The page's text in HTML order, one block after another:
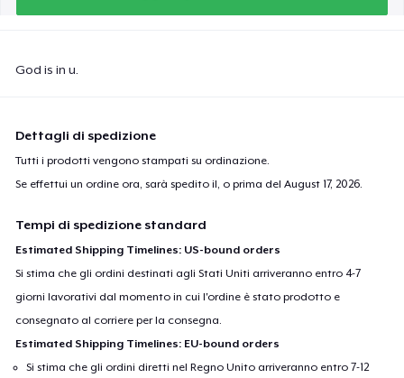
God is in u.
Dettagli di spedizione
Tutti i prodotti vengono stampati su ordinazione.
Se effettui un ordine ora, sarà spedito il, o prima delAugust 17, 2026
Tempi di spedizione standard
Estimated Shipping Timelines: US-bound orders
Si stima che gli ordini destinati agli Stati Uniti arriveranno entro 4-7
giorni lavorativi dal momento in cui l'ordine è stato prodotto e
consegnato al corriere per la consegna.
Estimated Shipping Timelines: EU-bound orders
Si stima che gli ordini diretti nel Regno Unito arriveranno entro 7-12